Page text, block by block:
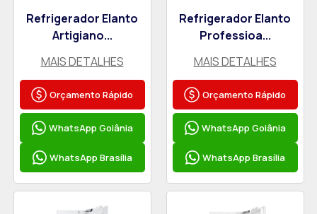
Refrigerador Elanto
Artigiano...
MAIS DETALHES
Orçamento Rápido
WhatsApp Goiânia
WhatsApp Brasília
Refrigerador Elanto
Professioa...
MAIS DETALHES
Orçamento Rápido
WhatsApp Goiânia
WhatsApp Brasília